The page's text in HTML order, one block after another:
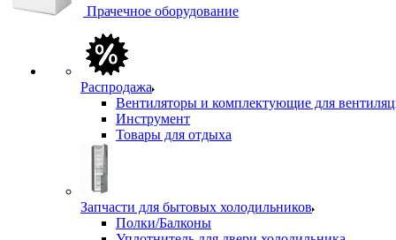
Прачечное оборудование
Распродажа
Вентиляторы и комплектующие для
Инструмент
Товары для отдыха
Запчасти для бытовых холодильников
Полки/Балконы